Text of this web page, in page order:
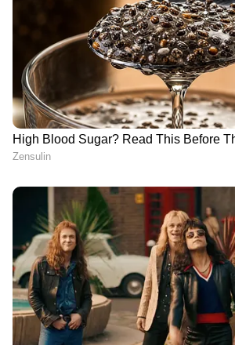
കേരളത്തിലെ എല്ലാ Local
എപ്പോഴും ഏഷ്യാനെറ്റ് ന്യൂസ്
Malayalam News
ആഴത്തിലുള്ള വിശകലനവും
റിപ്പോർട്ടിംഗും — എല്ലാം
ഏത് സമയത്തും, എവിടെയും
വിശ്വസനീയമായ വാർത്തകൾ